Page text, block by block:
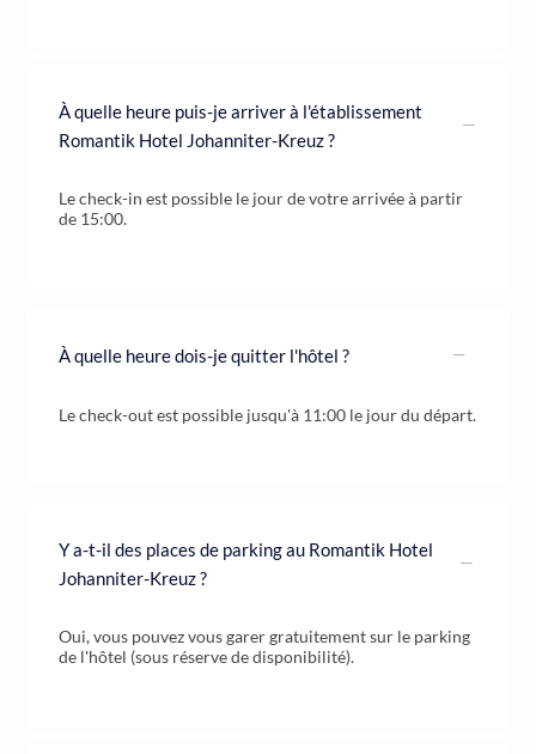
À quelle heure puis-je arriver à l'établissement
Romantik Hotel Johanniter-Kreuz ?
Le check-in est possible le jour de votre arrivée à partir
de 15:00.
À quelle heure dois-je quitter l'hôtel ?
Le check-out est possible jusqu'à 11:00 le jour du départ.
Y a-t-il des places de parking au Romantik Hotel
Johanniter-Kreuz ?
Oui, vous pouvez vous garer gratuitement sur le parking
de l'hôtel (sous réserve de disponibilité).